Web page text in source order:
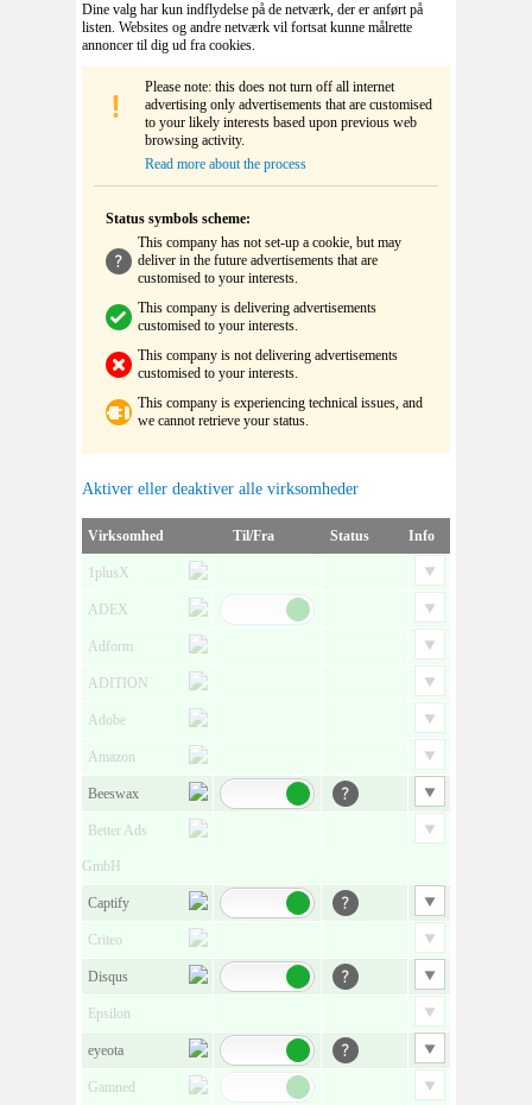
Dine valg har kun indflydelse på de netværk, der er anført på
listen. Websites og andre netværk vil fortsat kunne målrette
annoncer til dig ud fra cookies.
Please note: this does not turn off all internet
advertising only advertisements that are customised
to your likely interests based upon previous web
browsing activity.
Read more about the process
Status symbols scheme:
This company has not set-up a cookie, but may
deliver in the future advertisements that are
customised to your interests.
This company is delivering advertisements
customised to your interests.
This company is not delivering advertisements
customised to your interests.
This company is experiencing technical issues, and
we cannot retrieve your status.